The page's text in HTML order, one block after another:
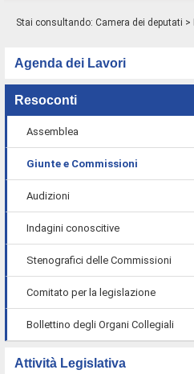
Stai consultando: Camera dei deputati >
Agenda dei Lavori
Resoconti
Assemblea
Giunte e Commissioni
Audizioni
Indagini conoscitive
Stenografici delle Commissioni
Comitato per la legislazione
Bollettino degli Organi Collegiali
Attività Legislativa